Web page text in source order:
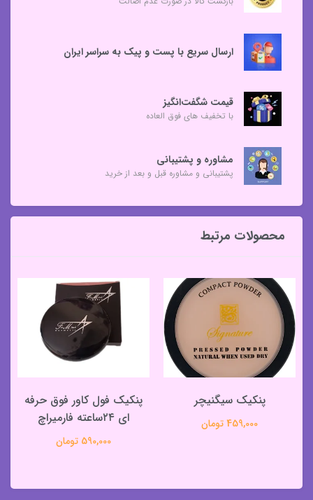
ارسال سریع با پست و پیک به سراسر ایران
قیمت شگفت‌انگیز
با تخفیف های فوق العاده
مشاوره و پشتیبانی
پشتیبانی و مشاوره قبل و بعد از خرید
محصولات مرتبط
پنکیک سیگنیچر
459,000 تومان
پنکیک فول کاور فوق حرفه
ای ۲۴ساعته فارمیراچ
590,000 تومان